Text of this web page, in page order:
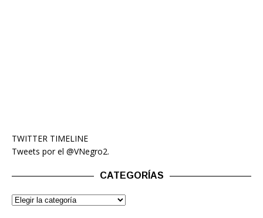
TWITTER TIMELINE
Tweets por el @VNegro2.
CATEGORÍAS